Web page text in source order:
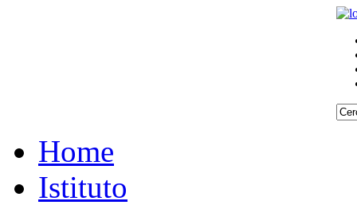
Home
Istituto